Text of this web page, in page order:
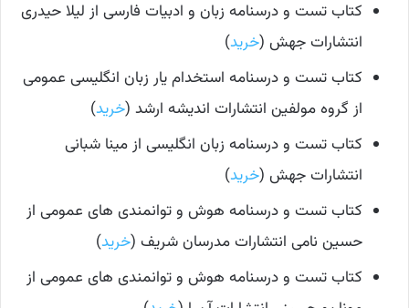
کتاب تست و درسنامه زبان و ادبیات فارسی از لیلا حیدری
انتشارات جهش (خرید)
کتاب تست و درسنامه استخدام یار زبان انگلیسی عمومی
از گروه مولفین انتشارات اندیشه ارشد (خرید)
کتاب تست و درسنامه زبان انگلیسی از مینا شبانی
انتشارات جهش (خرید)
کتاب تست و درسنامه هوش و توانمندی های عمومی از
حسین نامی انتشارات مدرسان شریف (خرید)
کتاب تست و درسنامه هوش و توانمندی های عمومی از